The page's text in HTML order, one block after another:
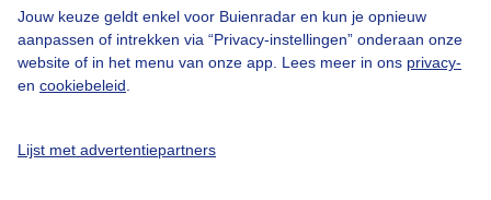
Jouw keuze geldt enkel voor Buienradar en kun je opnieuw
aanpassen of intrekken via “Privacy-instellingen” onderaan onze
website of in het menu van onze app. Lees meer in ons privacy-
en cookiebeleid
Lijst met advertentiepartners
Cookie beleid
Privacy instellingen